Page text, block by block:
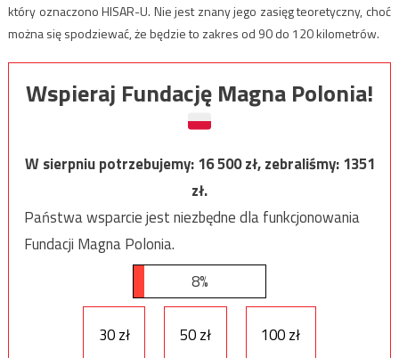
który oznaczono HISAR-U. Nie jest znany jego zasięg teoretyczny, choć
można się spodziewać, że będzie to zakres od 90 do 120 kilometrów.
Wspieraj Fundację Magna Polonia!
W sierpniu potrzebujemy:16 500zł, zebraliśmy:1351
zł.
Państwa wsparcie jest niezbędne dla funkcjonowania
Fundacji Magna Polonia.
8%
30 zł 50 zł 100 zł